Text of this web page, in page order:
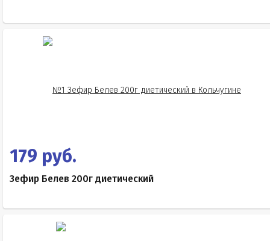
179 руб.
Зефир Белев 200г диетический